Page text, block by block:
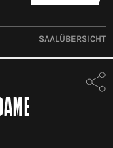
SAALÜBERSICHT